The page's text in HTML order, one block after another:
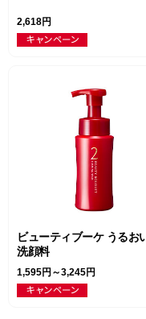
2,618円
ビューティブーケ うるお
洗顔料
1,595円～3,245円